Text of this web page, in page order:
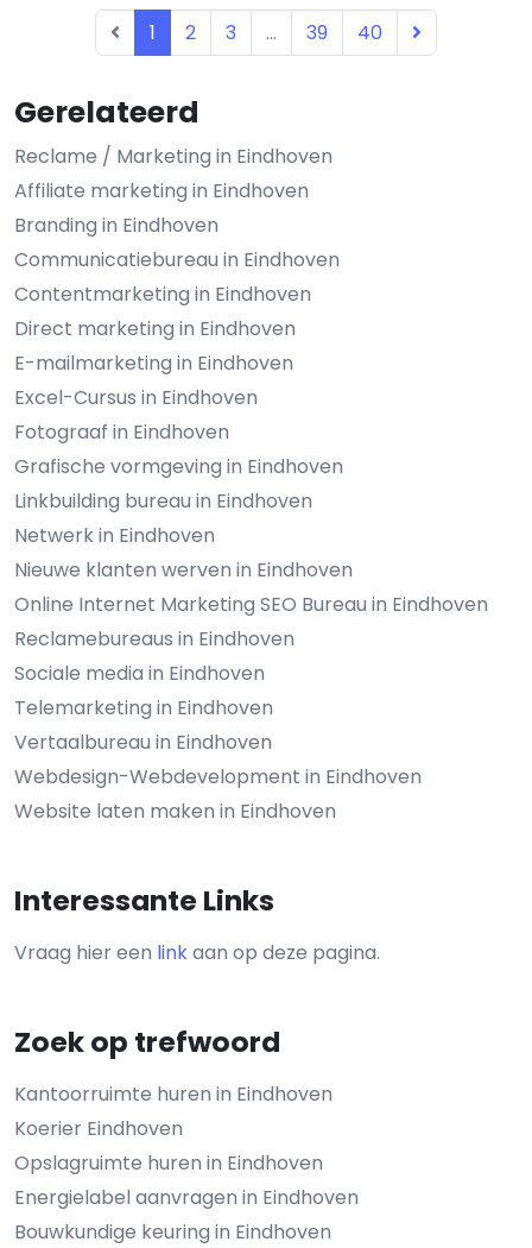
Gerelateerd
Reclame / Marketing in Eindhoven
Affiliate marketing in Eindhoven
Branding in Eindhoven
Communicatiebureau in Eindhoven
Contentmarketing in Eindhoven
Direct marketing in Eindhoven
E-mailmarketing in Eindhoven
Excel-Cursus in Eindhoven
Fotograaf in Eindhoven
Grafische vormgeving in Eindhoven
Linkbuilding bureau in Eindhoven
Netwerk in Eindhoven
Nieuwe klanten werven in Eindhoven
Online Internet Marketing SEO Bureau in Eindhoven
Reclamebureaus in Eindhoven
Sociale media in Eindhoven
Telemarketing in Eindhoven
Vertaalbureau in Eindhoven
Webdesign-Webdevelopment in Eindhoven
Website laten maken in Eindhoven
Interessante Links
Vraag hier een linkaan op deze pagina.
Zoek op trefwoord
Kantoorruimte huren in Eindhoven
Koerier Eindhoven
Opslagruimte huren in Eindhoven
Energielabel aanvragen in Eindhoven
Bouwkundige keuring in Eindhoven
1 2 3 ... 39 40